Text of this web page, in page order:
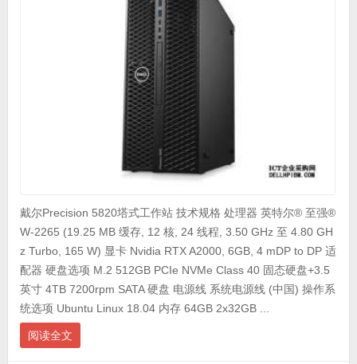
戴尔Precision 5820塔式工作站 技术规格 处理器 英特尔® 至强®
W-2265 (19.25 MB 缓存, 12 核, 24 线程, 3.50 GHz 至 4.80 GH
z Turbo, 165 W) 显卡 Nvidia RTX A2000, 6GB, 4 mDP to DP 适
配器 硬盘选项 M.2 512GB PCIe NVMe Class 40 固态硬盘+3.5
英寸 4TB 7200rpm SATA 硬盘 电源线 系统电源线 (中国) 操作系
统选项 Ubuntu Linux 18.04 内存 64GB 2x32GB ...
阅读全文